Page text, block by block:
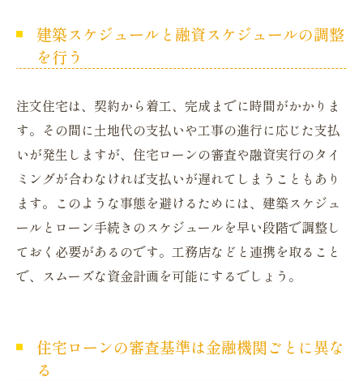
建築スケジュールと融資スケジュールの調整
を行う
注文住宅は、契約から着工、完成までに時間がかかりま
す。その間に土地代の支払いや工事の進行に応じた支払
いが発生しますが、住宅ローンの審査や融資実行のタイ
ミングが合わなければ支払いが遅れてしまうこともあり
ます。このような事態を避けるためには、建築スケジュ
ールとローン手続きのスケジュールを早い段階で調整し
ておく必要があるのです。工務店などと連携を取ること
で、スムーズな資金計画を可能にするでしょう。
住宅ローンの審査基準は金融機関ごとに異な
る